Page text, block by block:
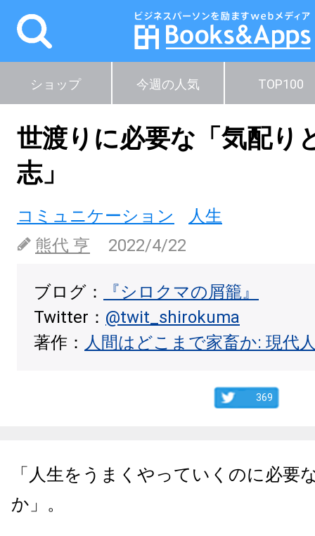
ショップ 今週の人気 TOP100
世渡りに必要な「気配り
志」
コミュニケーション
人生
熊代 亨
2022/4/22
ブログ：
『シロクマの屑籠』
Twitter： @twit_shirokuma
著作： 人間はどこまで家畜か: 現代
369
「人生をうまくやっていくのに必要
か」。